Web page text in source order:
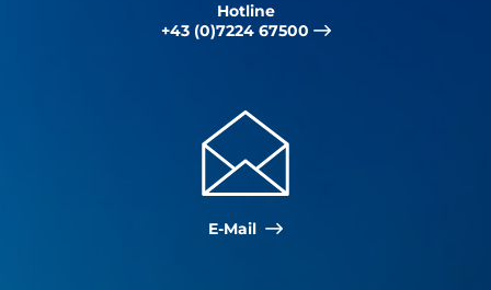
Hotline
+43 (0)7224 67500
E-Mail